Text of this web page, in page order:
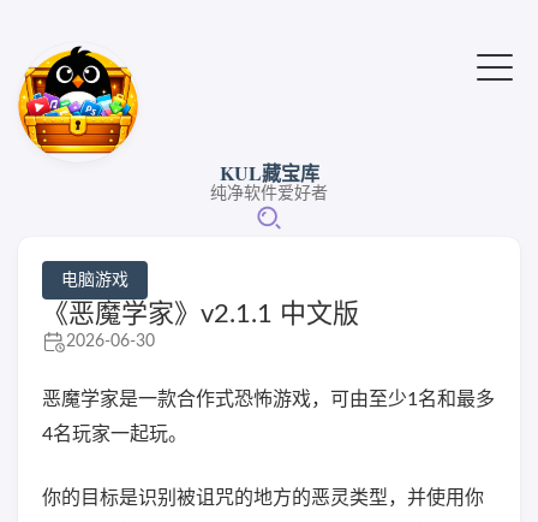
KUL藏宝库
纯净软件爱好者
电脑游戏
《恶魔学家》v2.1.1 中文版
2026-06-30
恶魔学家是一款合作式恐怖游戏，可由至少1名和最多
4名玩家一起玩。
你的目标是识别被诅咒的地方的恶灵类型，并使用你